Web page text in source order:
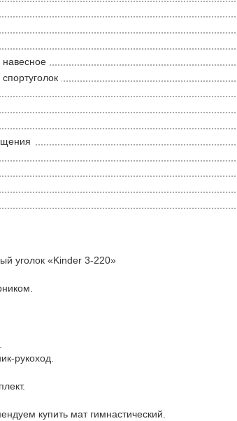
навесное
уголок «Kinder 3-220»
рукоход.
купить мат гимнастический.